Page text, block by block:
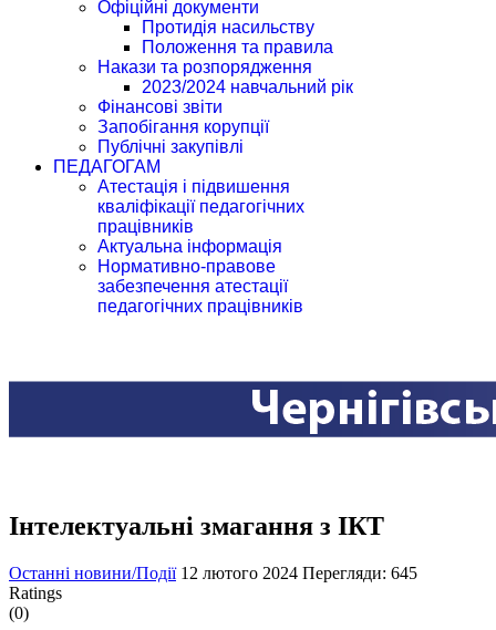
Офіційні документи
Протидія насильству
Положення та правила
Накази та розпорядження
2023/2024 навчальний рік
Фінансові звіти
Запобігання корупції
Публічні закупівлі
ПЕДАГОГАМ
Атестація і підвишення
кваліфікації педагогічних
працівників
Актуальна інформація
Нормативно-правове
забезпечення атестації
педагогічних працівників
Інтелектуальні змагання з ІКТ
Останні новини/Події 12 лютого 2024 Перегляди: 645
Ratings
(0)